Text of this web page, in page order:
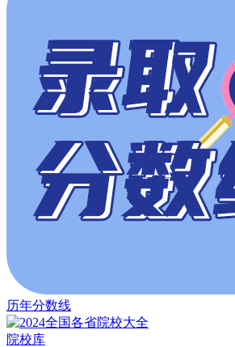
历年分数线
院校库